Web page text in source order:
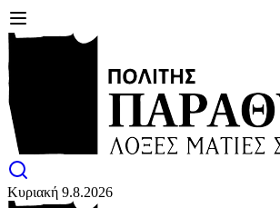
Κυριακή 9.8.2026